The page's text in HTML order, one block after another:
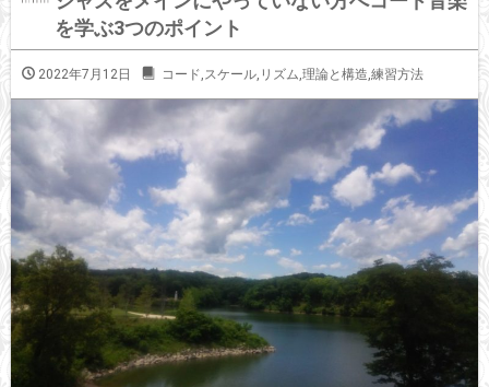
を学ぶ3つのポイント
2022年7月12日 コード,スケール, リズム,理論と構造,練習方法